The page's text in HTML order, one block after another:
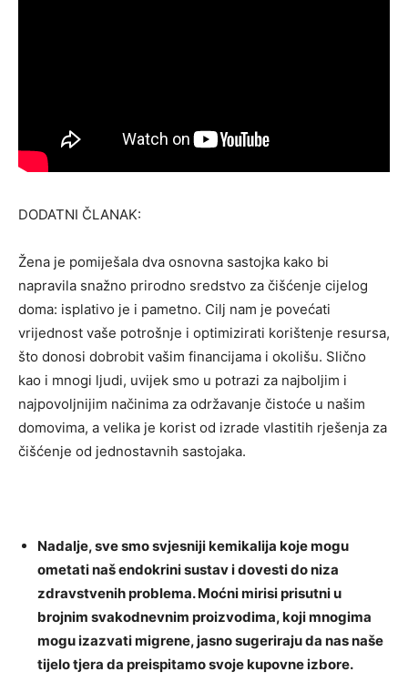
DODATNI ČLANAK:
Žena je pomiješala dva osnovna sastojka kako bi
napravila snažno prirodno sredstvo za čišćenje cijelog
doma: isplativo je i pametno. Cilj nam je povećati
vrijednost vaše potrošnje i optimizirati korištenje resursa,
što donosi dobrobit vašim financijama i okolišu. Slično
kao i mnogi ljudi, uvijek smo u potrazi za najboljim i
najpovoljnijim načinima za održavanje čistoće u našim
domovima, a velika je korist od izrade vlastitih rješenja za
čišćenje od jednostavnih sastojaka.
Nadalje, sve smo svjesniji kemikalija koje mogu
ometati naš endokrini sustav i dovesti do niza
zdravstvenih problema. Moćni mirisi prisutni u
brojnim svakodnevnim proizvodima, koji mnogima
mogu izazvati migrene, jasno sugeriraju da nas naše
tijelo tjera da preispitamo svoje kupovne izbore.